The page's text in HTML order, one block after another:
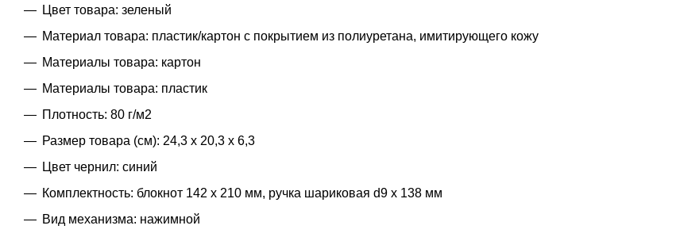
Цвет товара: зеленый
Материал товара: пластик/картон с покрытием из полиуретана, имитирующего кожу
Материалы товара: картон
Материалы товара: пластик
Плотность: 80 г/м2
Размер товара (см): 24,3 х 20,3 х 6,3
Цвет чернил: синий
Комплектность: блокнот 142 х 210 мм, ручка шариковая d9 х 138 мм
Вид механизма: нажимной